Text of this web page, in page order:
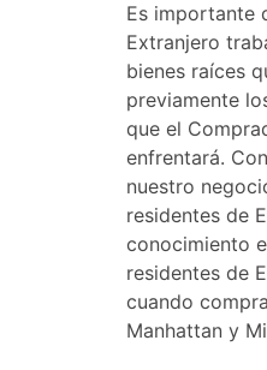
Es importante
Extranjero
bienes raíces
previamente
que el
enfrentará.
nuestro
residentes de
conocimiento
residentes de
cuando
Manhattan y